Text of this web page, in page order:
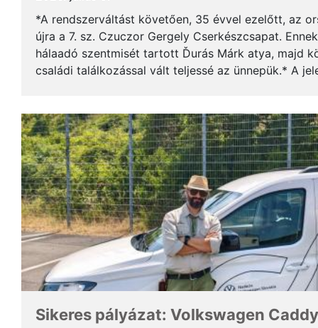
*A rendszerváltást követően, 35 évvel ezelőtt, az
újra a 7. sz. Czuczor Gergely Cserkészcsapat.
hálaadó szentmisét tartott Ďurás Márk atya, majd
családi találkozással vált teljessé az ünnepük.* A
Sikeres pályázat: Volkswagen